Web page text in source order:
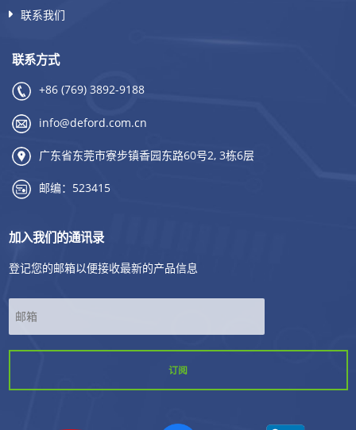
联系我们
联系方式
+86 (769) 3892-9188
info@deford.com.cn
广东省东莞市寮步镇香园东路60号2, 3栋6层
邮编：523415
加入我们的通讯录
登记您的邮箱以便接收最新的产品信息
*